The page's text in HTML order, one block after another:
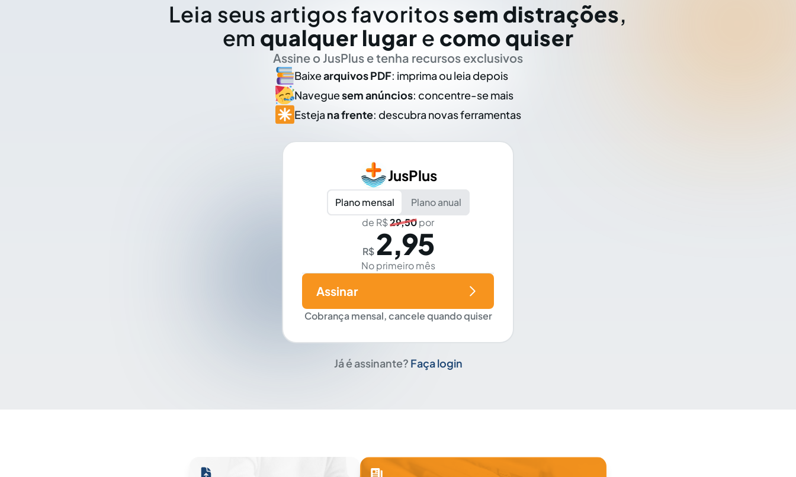
Leia seus artigos favoritos sem distrações,
em qualquer lugar e como quiser
Assine o JusPlus e tenha recursos exclusivos
Baixearquivos PDF: imprima ou leia depois
Naveguesem anúncios: concentre-se mais
Esteja na frente: descubra novas ferramentas
JusPlus
Plano mensal
Plano anual
de R$29,50por
R$ 2,95
No primeiro mês
Cobrança mensal, cancele quando quiser
Assinar
Já é assinante? Faça login